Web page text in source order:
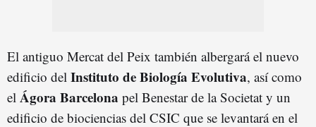
El antiguo Mercat del Peix también albergará el nuevo
edificio del Instituto de Biología Evolutiva, así como
el Ágora Barcelona pel Benestar de la Societat y un
edificio de biociencias del CSIC que se levantará en el